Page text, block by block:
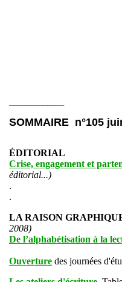
SOMMAIRE n°105
ÉDITORIAL
Crise, engagement et
éditorial...)
.
.
LA RAISON
2008)
De l’alphabétisation à la
Ouverture des journées